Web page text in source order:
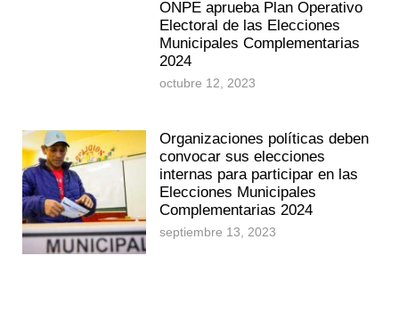
ONPE aprueba Plan Operativo
Electoral de las Elecciones
Municipales Complementarias
2024
octubre 12, 2023
Organizaciones políticas deben
convocar sus elecciones
internas para participar en las
Elecciones Municipales
Complementarias 2024
septiembre 13, 2023